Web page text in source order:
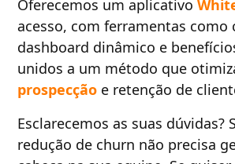
Oferecemos um aplicativo
acesso, com ferramentas como
dashboard dinâmico e
unidos a um método que
prospecção e retenção de
Esclarecemos as suas dúvidas?
redução de churn não precisa